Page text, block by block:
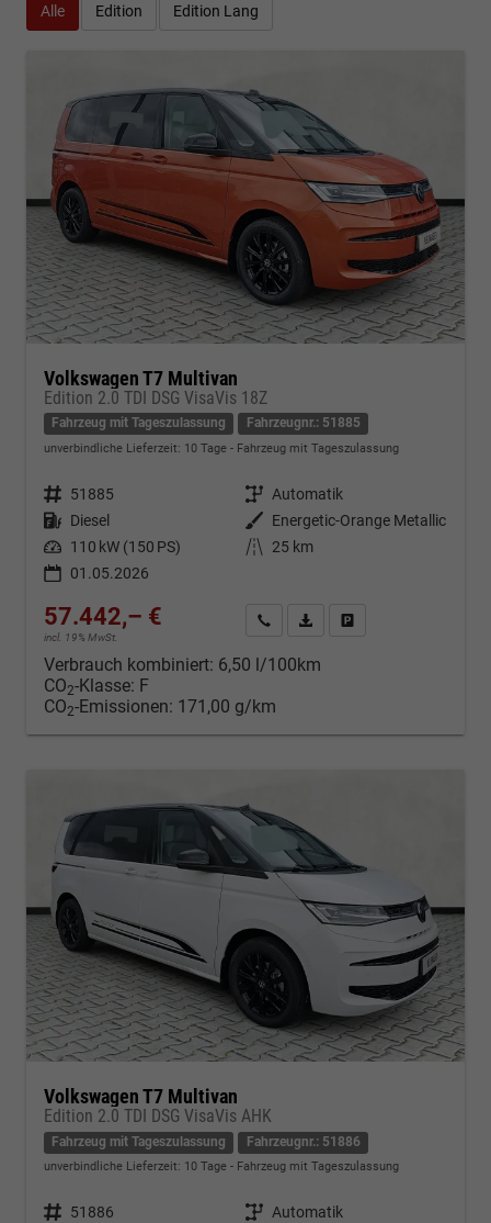
Alle Edition Edition Lang
Volkswagen T7 Multivan
Edition 2.0 TDI DSG VisaVis 18Z
Fahrzeug mit Tageszulassung Fahrzeugnr.: 51885
unverbindliche Lieferzeit: 10 Tage Fahrzeug mit Tageszulassung
Fahrzeugnr. 51885 Getriebe Automatik
Kraftstoff Diesel Außenfarbe
Energetic-Orange Metallic
Leistung 110 kW (150 PS) Kilometerstand
25 km
01.05.2026
57.442,– €
incl. 19% MwSt.
Kontakt & Angebot anfordern
PDF-Datei, Fahrzeugexposé
Verbrauch kombiniert: 6,50 l/100km
CO2-Klasse: F
CO2-Emissionen: 171,00 g/km
Volkswagen T7 Multivan
Edition 2.0 TDI DSG VisaVis AHK
Fahrzeug mit Tageszulassung Fahrzeugnr.: 51886
unverbindliche Lieferzeit: 10 Tage Fahrzeug mit Tageszulassung
Fahrzeugnr. 51886 Getriebe Automatik